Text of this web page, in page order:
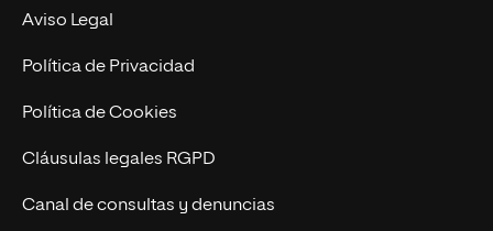
MBA
Marketing y Comunicación
Ingeniería
Diseño
Ciencias de la Salud
Contacto
Aviso Legal
Política de Privacidad
Política de Cookies
Cláusulas legales RGPD
Canal de consultas y denuncias